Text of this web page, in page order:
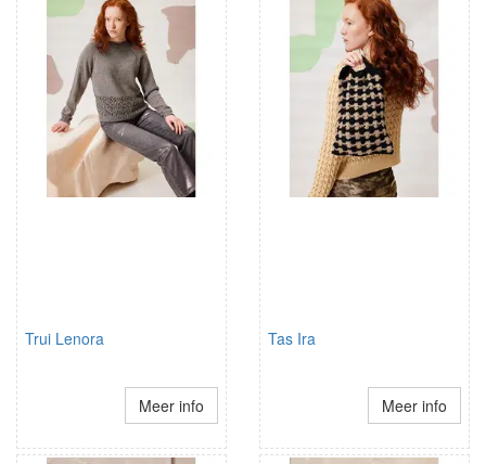
Trui Lenora
Meer info
Tas Ira
Meer info